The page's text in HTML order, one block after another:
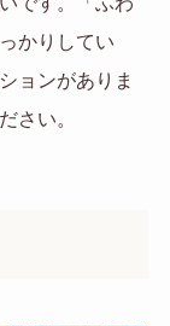
かりしてい
ョンがありま
さい。